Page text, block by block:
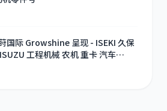
国际 Growshine 呈现 - ISEKI 久保
工程机械 农机 重卡 汽车
件 海量现货供应